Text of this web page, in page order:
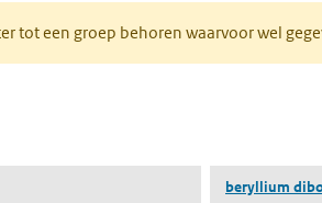
tot een groep behoren waarvoor wel
beryllium